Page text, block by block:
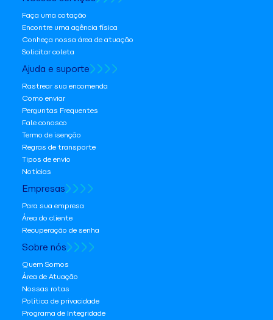
Faça uma cotação
Encontre uma agência física
Conheça nossa área de atuação
Solicitar coleta
Ajuda e suporte
Rastrear sua encomenda
Como enviar
Perguntas Frequentes
Fale conosco
Termo de isenção
Regras de transporte
Tipos de envio
Notícias
Empresas
Para sua empresa
Área do cliente
Recuperação de senha
Sobre nós
Quem Somos
Área de Atuação
Nossas rotas
Política de privacidade
Programa de Integridade